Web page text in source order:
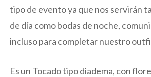
tipo de evento ya que nos servirán
de día como bodas de noche,
incluso para completar nuestro
Es un Tocado tipo diadema, con